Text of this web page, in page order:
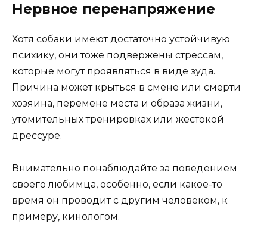
Нервное перенапряжение
Хотя собаки имеют достаточно устойчивую
психику, они тоже подвержены стрессам,
которые могут проявляться в виде зуда.
Причина может крыться в смене или смерти
хозяина, перемене места и образа жизни,
утомительных тренировках или жестокой
дрессуре.
Внимательно понаблюдайте за поведением
своего любимца, особенно, если какое-то
время он проводит с другим человеком, к
примеру, кинологом.